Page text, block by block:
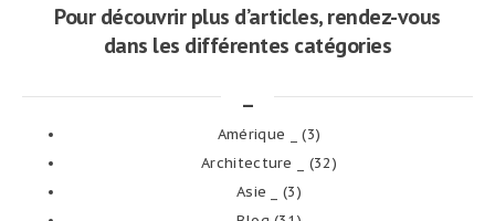
Pour découvrir plus d’articles, rendez-vous
dans les différentes catégories
Amérique _
(3)
Architecture _
(32)
Asie _
(3)